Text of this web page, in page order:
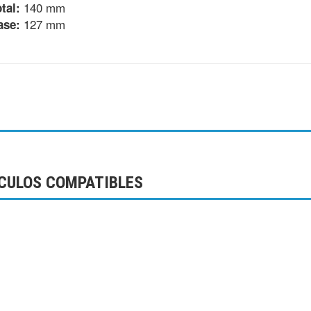
140 mm
127 mm
COMPATIBLES